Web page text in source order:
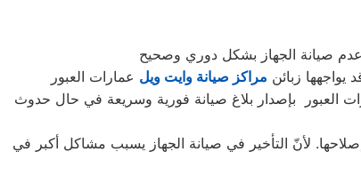
زبائن مراكز صيانة وايت ويل
العبور بإصدار بلاغ صيانة فورية وسريعة في حال حدوث
لأنّ التأخير في صيانة الجهاز يسبب مشاكل أكبر في